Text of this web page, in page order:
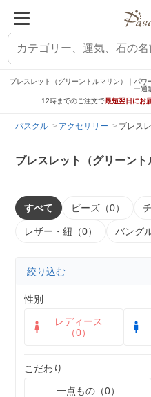
ブレスレット（グリーントルマリン）｜パ
ー通
12時までのご注文で最短翌日にお
パスクル アクセサリー ブレス
ブレスレット（グリーント
すべて ビーズ（0）
レザー・紐（0） バング
絞り込む
性別
レディース
（0）
こだわり
一点もの（0）